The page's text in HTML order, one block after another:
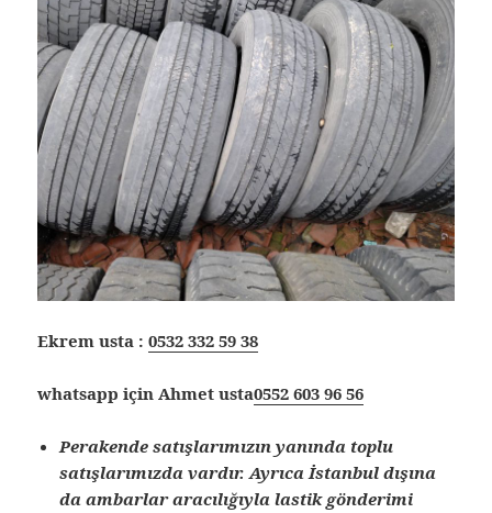
Ekrem usta :0532 332 59 38
whatsapp için Ahmet usta0552 603 96 56
Perakende satışlarımızın yanında toplu
satışlarımızda vardır. Ayrıca İstanbul dışına
da ambarlar aracılığıyla lastik gönderimi